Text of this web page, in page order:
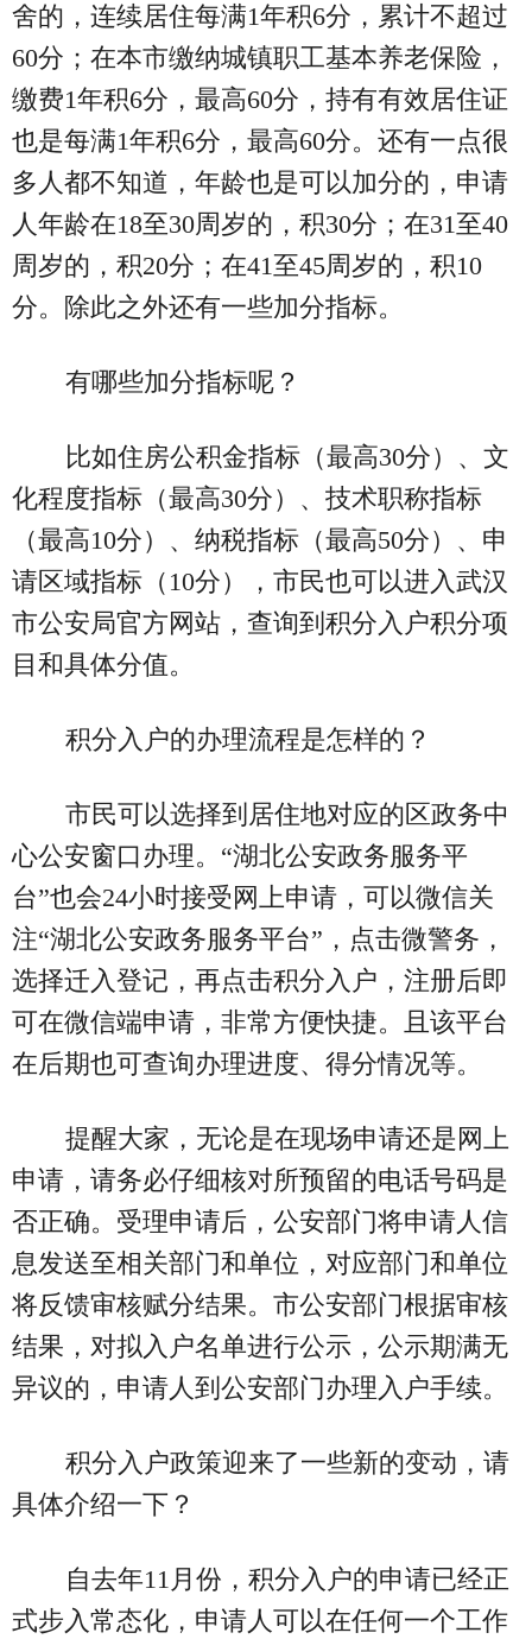
舍的，连续居住每满1年积6分，累计不超过
60分；在本市缴纳城镇职工基本养老保险，
缴费1年积6分，最高60分，持有有效居住证
也是每满1年积6分，最高60分。还有一点很
多人都不知道，年龄也是可以加分的，申请
人年龄在18至30周岁的，积30分；在31至40
周岁的，积20分；在41至45周岁的，积10
分。除此之外还有一些加分指标。
有哪些加分指标呢？
比如住房公积金指标（最高30分）、文
化程度指标（最高30分）、技术职称指标
（最高10分）、纳税指标（最高50分）、申
请区域指标（10分），市民也可以进入武汉
市公安局官方网站，查询到积分入户积分项
目和具体分值。
积分入户的办理流程是怎样的？
市民可以选择到居住地对应的区政务中
心公安窗口办理。“湖北公安政务服务平
台”也会24小时接受网上申请，可以微信关
注“湖北公安政务服务平台”，点击微警务，
选择迁入登记，再点击积分入户，注册后即
可在微信端申请，非常方便快捷。且该平台
在后期也可查询办理进度、得分情况等。
提醒大家，无论是在现场申请还是网上
申请，请务必仔细核对所预留的电话号码是
否正确。受理申请后，公安部门将申请人信
息发送至相关部门和单位，对应部门和单位
将反馈审核赋分结果。市公安部门根据审核
结果，对拟入户名单进行公示，公示期满无
异议的，申请人到公安部门办理入户手续。
积分入户政策迎来了一些新的变动，请
具体介绍一下？
自去年11月份，积分入户的申请已经正
式步入常态化，申请人可以在任何一个工作